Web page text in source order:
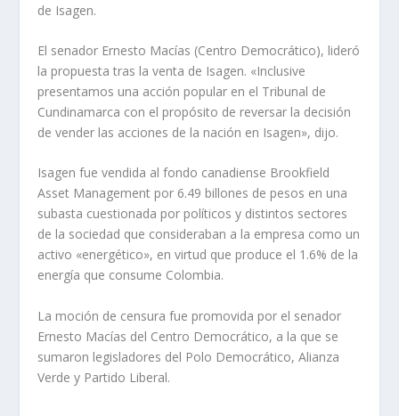
de Isagen.
El senador Ernesto Macías (Centro Democrático), lideró
la propuesta tras la venta de Isagen. «Inclusive
presentamos una acción popular en el Tribunal de
Cundinamarca con el propósito de reversar la decisión
de vender las acciones de la nación en Isagen», dijo.
Isagen fue vendida al fondo canadiense Brookfield
Asset Management por 6.49 billones de pesos en una
subasta cuestionada por políticos y distintos sectores
de la sociedad que consideraban a la empresa como un
activo «energético», en virtud que produce el 1.6% de la
energía que consume Colombia.
La moción de censura fue promovida por el senador
Ernesto Macías del Centro Democrático, a la que se
sumaron legisladores del Polo Democrático, Alianza
Verde y Partido Liberal.